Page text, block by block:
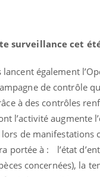
surveillance cet
également
de contrôle
à des contrôles
l’activité augmente
de manifestations
portée à : l’état
concernées), la